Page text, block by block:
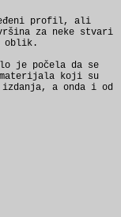
profil, ali
za neke stvari
oblik.
je počela da se
koji su
a onda i od